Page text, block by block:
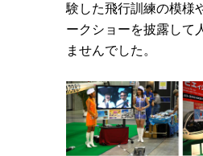
験した飛行訓練の模様
ークショーを披露して
ませんでした。